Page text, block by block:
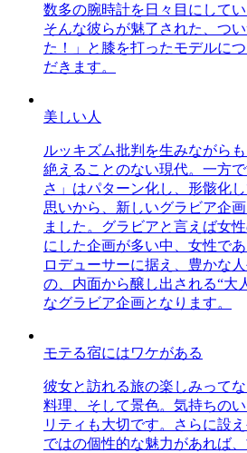
数多の腕時計を日々目にして
そんな彼らが魅了された、つ
た！」と膝を打ったモデルに
だきます。
美しい人
ルッキズム批判を生みながら
絶えることのない現代。一方
さ」はパターン化し、形骸化
思いから、新しいグラビア企
ました。グラビアと言えば女
にした企画が多い中、女性で
ロデューサーに据え、豊かな
の、内面から醸し出される“大
なグラビア企画となります。
モテる宿にはワケがある
彼女と訪れる旅の楽しみって
料理、そして景色。気持ちの
リティも大切です。さらに設
ではの個性的な魅力があれば